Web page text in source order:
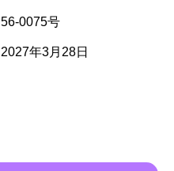
56-0075号
2027年3月28日